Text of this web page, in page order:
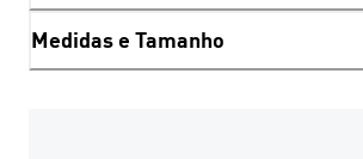
Medidas e Tamanho